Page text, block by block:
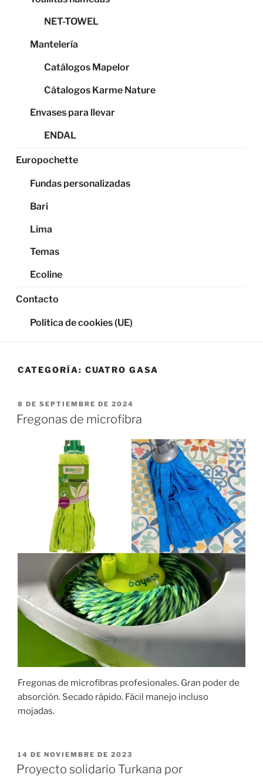
NET-TOWEL
Mantelería
Catálogos Mapelor
Cátalogos Karme Nature
Envases para llevar
ENDAL
Europochette
Fundas personalizadas
Bari
Lima
Temas
Ecoline
Contacto
Política de cookies (UE)
CATEGORÍA: CUATRO GASA
PUBLICADO
EL
8 DE SEPTIEMBRE DE 2024
Fregonas de microfibra
Fregonas de microfibras profesionales. Gran poder de
absorción. Secado rápido. Fácil manejo incluso
mojadas.
PUBLICADO
EL
14 DE NOVIEMBRE DE 2023
Proyecto solidario Turkana por